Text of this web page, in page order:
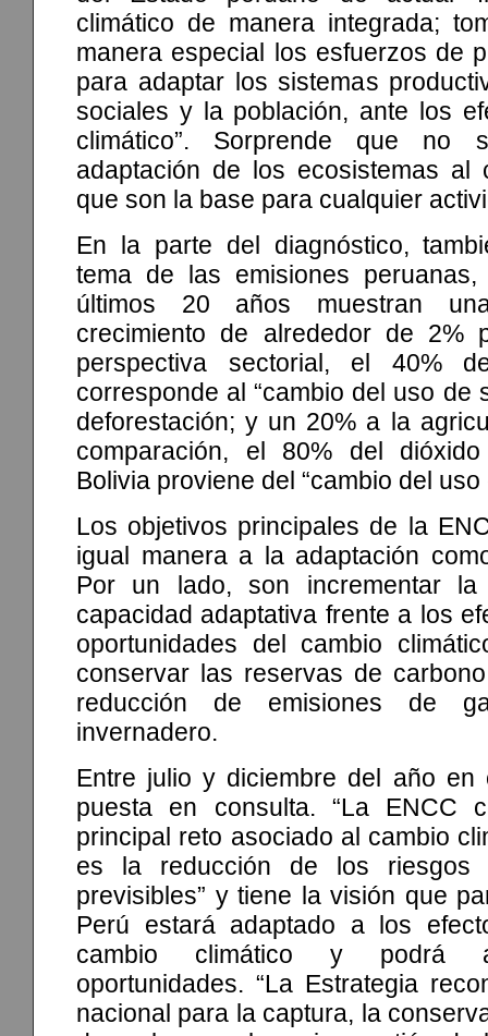
climático de manera integrada;
manera especial los esfuerzos de
para adaptar los sistemas
sociales y la población, ante los
climático”. Sorprende que no
adaptación de los ecosistemas al
que son la base para cualquier
En la parte del diagnóstico,
tema de las emisiones
últimos 20 años muestran
crecimiento de alrededor de 2%
perspectiva sectorial, el 40%
corresponde al “cambio del uso de
deforestación; y un 20% a la
comparación, el 80% del
Bolivia proviene del “cambio del uso
Los objetivos principales de la
igual manera a la adaptación
Por un lado, son incrementar
capacidad adaptativa frente a los
oportunidades del cambio
conservar las reservas de
reducción de emisiones de
invernadero.
Entre julio y diciembre del año en
puesta en consulta. “La ENCC
principal reto asociado al cambio
es la reducción de los riesgos
previsibles” y tiene la visión que
Perú estará adaptado a los
cambio climático y podrá
oportunidades. “La Estrategia
nacional para la captura, la